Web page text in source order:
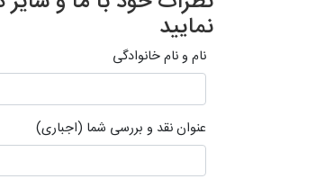
نمایید
نام و نام خانوادگی
عنوان نقد و بررسی شما (اجباری)